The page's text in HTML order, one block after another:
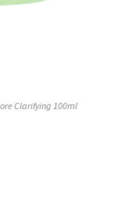
Clarifying 100ml